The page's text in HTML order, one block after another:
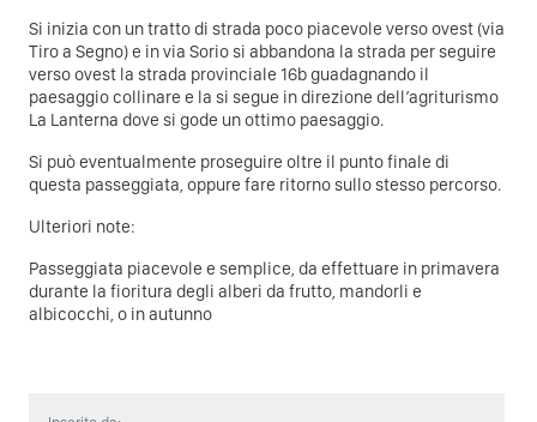
Si inizia con un tratto di strada poco piacevole verso ovest (via
Tiro a Segno) e in via Sorio si abbandona la strada per seguire
verso ovest la strada provinciale 16b guadagnando il
paesaggio collinare e la si segue in direzione dell’agriturismo
La Lanterna dove si gode un ottimo paesaggio.
Si può eventualmente proseguire oltre il punto finale di
questa passeggiata, oppure fare ritorno sullo stesso percorso.
Ulteriori note:
Passeggiata piacevole e semplice, da effettuare in primavera
durante la fioritura degli alberi da frutto, mandorli e
albicocchi, o in autunno